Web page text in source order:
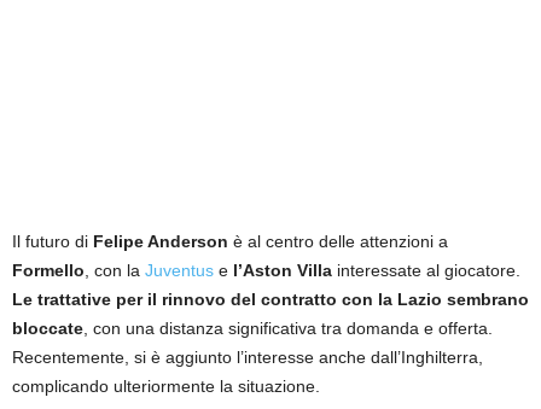
Il futuro di Felipe Anderson è al centro delle attenzioni a
Formello , con la Juventus e l’Aston Villa interessate al giocatore.
Le trattative per il rinnovo del contratto con la Lazio sembrano
bloccate , con una distanza significativa tra domanda e offerta.
Recentemente, si è aggiunto l’interesse anche dall’Inghilterra,
complicando ulteriormente la situazione.